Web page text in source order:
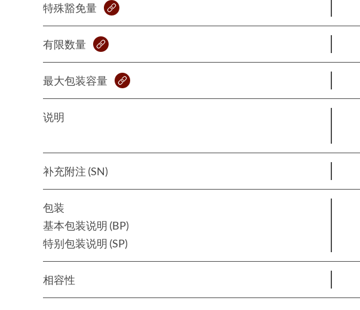
特殊豁免量
有限数量
最大包装容量
说明
补充附注 (SN)
包装
基本包装说明 (BP)
特别包装说明 (SP)
相容性